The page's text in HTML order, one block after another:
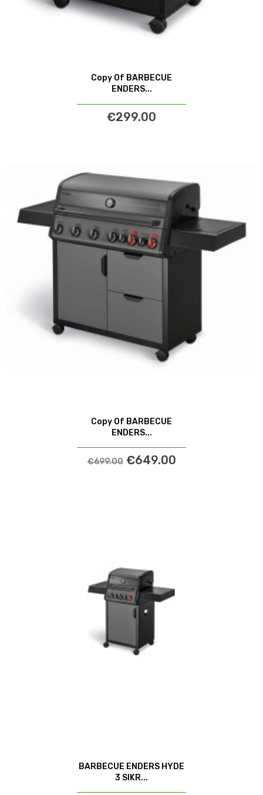
Copy Of BARBECUE
ENDERS...
€299.00
Copy Of BARBECUE
ENDERS...
€699.00 €649.00
BARBECUE ENDERS HYDE
3 SIKR...